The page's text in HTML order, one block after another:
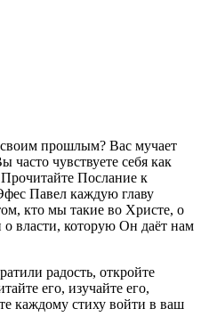
прошлым? Вас мучает
чувствуете себя как
Послание к
Павел каждую главу
кто мы такие во Христе, о
власти, которую Он даёт нам
радость, откройте
его, изучайте его,
каждому стиху войти в ваш